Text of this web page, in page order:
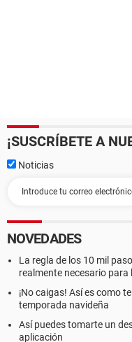
¡SUSCRÍBETE A
Noticias
NOVEDADES
La regla de los 10 mil
realmente necesario para
¡No caigas! Así es como
temporada navideña
Así puedes tomarte un
aplicación